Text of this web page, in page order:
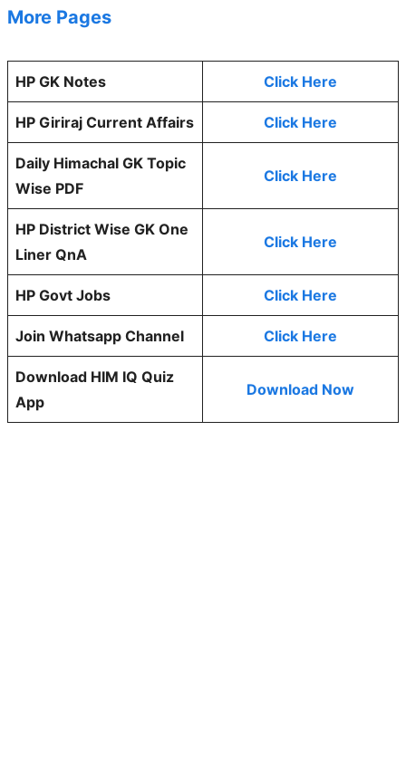
More Pages
HP GK Notes Click Here
HP Giriraj Current Affairs Click Here
Daily Himachal GK Topic
Wise PDF
Click Here
HP District Wise GK One
Liner QnA
Click Here
HP Govt Jobs Click Here
Join Whatsapp Channel Click Here
Download HIM IQ Quiz
App
Download Now